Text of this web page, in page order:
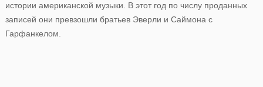
истории американской музыки. В этот год по числу проданных
записей они превзошли братьев Эверли и Саймона с
Гарфанкелом.